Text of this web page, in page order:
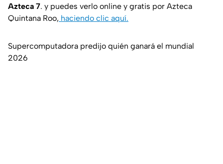
Azteca 7. y puedes verlo online y gratis por Azteca
Quintana Roo, haciendo clic aquí.
Supercomputadora predijo quién ganará el mundial
2026